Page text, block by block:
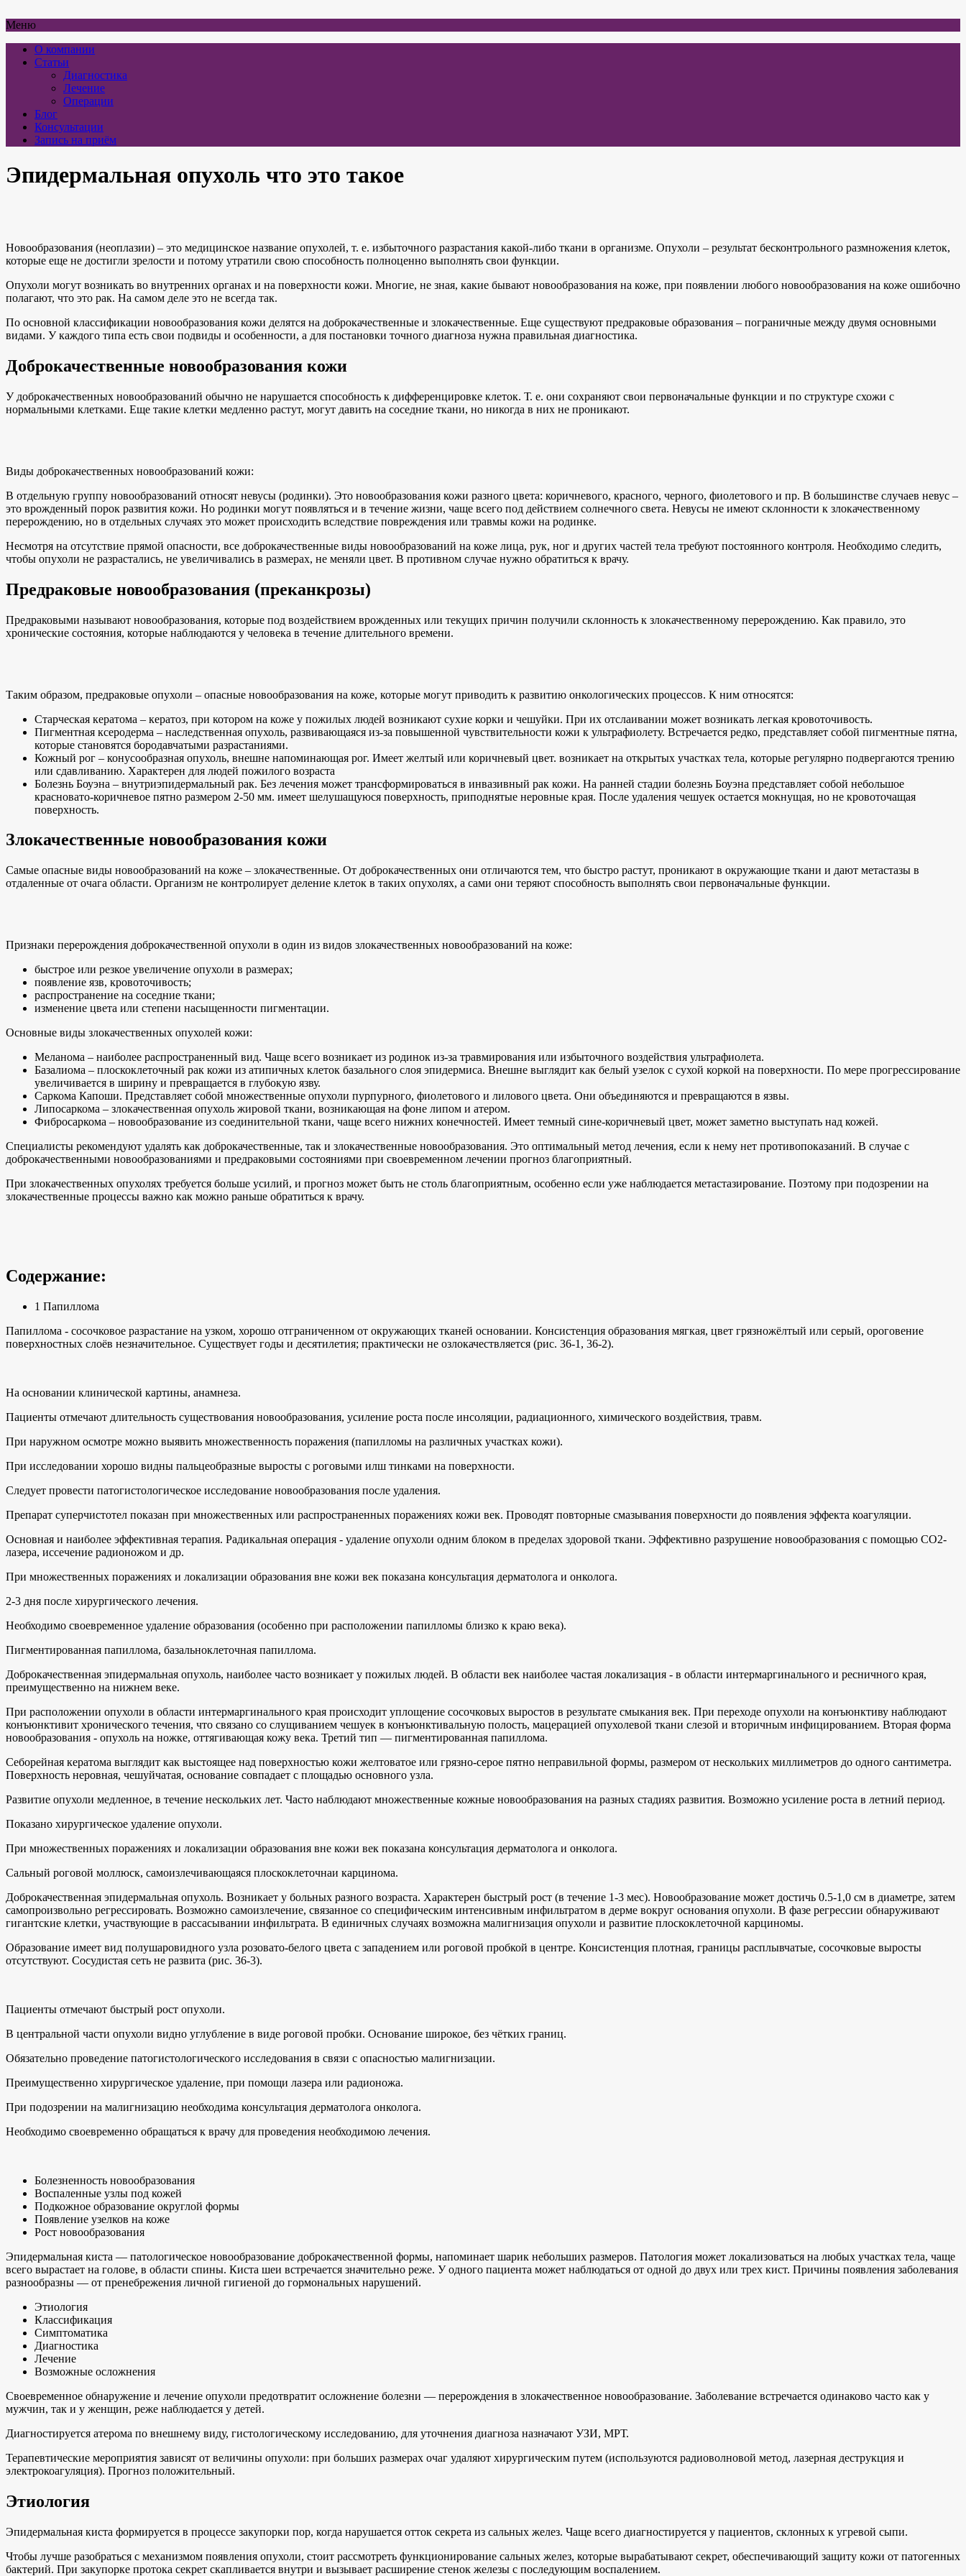
Меню
О компании
Статьи
Диагностика
Лечение
Операции
Блог
Консультации
Запись на приём
Эпидермальная опухоль что это такое
Новообразования (неоплазии) – это медицинское название опухолей, т. е. избыточного разрастания какой-либо ткани в организме. Опухоли – результат бесконтрольного размножения клеток,
которые еще не достигли зрелости и потому утратили свою способность полноценно выполнять свои функции.
Опухоли могут возникать во внутренних органах и на поверхности кожи. Многие, не зная, какие бывают новообразования на коже, при появлении любого новообразования на коже ошибочно
полагают, что это рак. На самом деле это не всегда так.
По основной классификации новообразования кожи делятся на доброкачественные и злокачественные. Еще существуют предраковые образования – пограничные между двумя основными
видами. У каждого типа есть свои подвиды и особенности, а для постановки точного диагноза нужна правильная диагностика.
Доброкачественные новообразования кожи
У доброкачественных новообразований обычно не нарушается способность к дифференцировке клеток. Т. е. они сохраняют свои первоначальные функции и по структуре схожи с
нормальными клетками. Еще такие клетки медленно растут, могут давить на соседние ткани, но никогда в них не проникают.
Виды доброкачественных новообразований кожи:
В отдельную группу новообразований относят невусы (родинки). Это новообразования кожи разного цвета: коричневого, красного, черного, фиолетового и пр. В большинстве случаев невус –
это врожденный порок развития кожи. Но родинки могут появляться и в течение жизни, чаще всего под действием солнечного света. Невусы не имеют склонности к злокачественному
перерождению, но в отдельных случаях это может происходить вследствие повреждения или травмы кожи на родинке.
Несмотря на отсутствие прямой опасности, все доброкачественные виды новообразований на коже лица, рук, ног и других частей тела требуют постоянного контроля. Необходимо следить,
чтобы опухоли не разрастались, не увеличивались в размерах, не меняли цвет. В противном случае нужно обратиться к врачу.
Предраковые новообразования (преканкрозы)
Предраковыми называют новообразования, которые под воздействием врожденных или текущих причин получили склонность к злокачественному перерождению. Как правило, это
хронические состояния, которые наблюдаются у человека в течение длительного времени.
Таким образом, предраковые опухоли – опасные новообразования на коже, которые могут приводить к развитию онкологических процессов. К ним относятся:
Старческая кератома – кератоз, при котором на коже у пожилых людей возникают сухие корки и чешуйки. При их отслаивании может возникать легкая кровоточивость.
Пигментная ксеродерма – наследственная опухоль, развивающаяся из-за повышенной чувствительности кожи к ультрафиолету. Встречается редко, представляет собой пигментные пятна,
которые становятся бородавчатыми разрастаниями.
Кожный рог – конусообразная опухоль, внешне напоминающая рог. Имеет желтый или коричневый цвет. возникает на открытых участках тела, которые регулярно подвергаются трению
или сдавливанию. Характерен для людей пожилого возраста
Болезнь Боуэна – внутриэпидермальный рак. Без лечения может трансформироваться в инвазивный рак кожи. На ранней стадии болезнь Боуэна представляет собой небольшое
красновато-коричневое пятно размером 2-50 мм. имеет шелушащуюся поверхность, приподнятые неровные края. После удаления чешуек остается мокнущая, но не кровоточащая
поверхность.
Злокачественные новообразования кожи
Самые опасные виды новообразований на коже – злокачественные. От доброкачественных они отличаются тем, что быстро растут, проникают в окружающие ткани и дают метастазы в
отдаленные от очага области. Организм не контролирует деление клеток в таких опухолях, а сами они теряют способность выполнять свои первоначальные функции.
Признаки перерождения доброкачественной опухоли в один из видов злокачественных новообразований на коже:
быстрое или резкое увеличение опухоли в размерах;
появление язв, кровоточивость;
распространение на соседние ткани;
изменение цвета или степени насыщенности пигментации.
Основные виды злокачественных опухолей кожи:
Меланома – наиболее распространенный вид. Чаще всего возникает из родинок из-за травмирования или избыточного воздействия ультрафиолета.
Базалиома – плоскоклеточный рак кожи из атипичных клеток базального слоя эпидермиса. Внешне выглядит как белый узелок с сухой коркой на поверхности. По мере прогрессирование
увеличивается в ширину и превращается в глубокую язву.
Саркома Капоши. Представляет собой множественные опухоли пурпурного, фиолетового и лилового цвета. Они объединяются и превращаются в язвы.
Липосаркома – злокачественная опухоль жировой ткани, возникающая на фоне липом и атером.
Фибросаркома – новообразование из соединительной ткани, чаще всего нижних конечностей. Имеет темный сине-коричневый цвет, может заметно выступать над кожей.
Специалисты рекомендуют удалять как доброкачественные, так и злокачественные новообразования. Это оптимальный метод лечения, если к нему нет противопоказаний. В случае с
доброкачественными новообразованиями и предраковыми состояниями при своевременном лечении прогноз благоприятный.
При злокачественных опухолях требуется больше усилий, и прогноз может быть не столь благоприятным, особенно если уже наблюдается метастазирование. Поэтому при подозрении на
злокачественные процессы важно как можно раньше обратиться к врачу.
Содержание:
1 Папиллома
Папиллома - сосочковое разрастание на узком, хорошо отграниченном от окружающих тканей основании. Консистенция образования мягкая, цвет грязножёлтый или серый, ороговение
поверхностных слоёв незначительное. Существует годы и десятилетия; практически не озлокачествляется (рис. 36-1, 36-2).
На основании клинической картины, анамнеза.
Пациенты отмечают длительность существования новообразования, усиление роста после инсоляции, радиационного, химического воздействия, травм.
При наружном осмотре можно выявить множественность поражения (папилломы на различных участках кожи).
При исследовании хорошо видны пальцеобразные выросты с роговыми илш тинками на поверхности.
Следует провести патогистологическое исследование новообразования после удаления.
Препарат суперчистотел показан при множественных или распространенных поражениях кожи век. Проводят повторные смазывания поверхности до появления эффекта коагуляции.
Основная и наиболее эффективная терапия. Радикальная операция - удаление опухоли одним блоком в пределах здоровой ткани. Эффективно разрушение новообразования с помощью СО2-
лазера, иссечение радионожом и др.
При множественных поражениях и локализации образования вне кожи век показана консультация дерматолога и онколога.
2-3 дня после хирургического лечения.
Необходимо своевременное удаление образования (особенно при расположении папилломы близко к краю века).
Пигментированная папиллома, базальноклеточная папиллома.
Доброкачественная эпидермальная опухоль, наиболее часто возникает у пожилых людей. В области век наиболее частая локализация - в области интермаргинального и ресничного края,
преимущественно на нижнем веке.
При расположении опухоли в области интермаргинального края происходит уплощение сосочковых выростов в результате смыкания век. При переходе опухоли на конъюнктиву наблюдают
конъюнктивит хронического течения, что связано со слущиванием чешуек в конъюнктивальную полость, мацерацией опухолевой ткани слезой и вторичным инфицированием. Вторая форма
новообразования - опухоль на ножке, оттягивающая кожу века. Третий тип — пигментированная папиллома.
Себорейная кератома выглядит как выстоящее над поверхностью кожи желтоватое или грязно-серое пятно неправильной формы, размером от нескольких миллиметров до одного сантиметра.
Поверхность неровная, чешуйчатая, основание совпадает с площадью основного узла.
Развитие опухоли медленное, в течение нескольких лет. Часто наблюдают множественные кожные новообразования на разных стадиях развития. Возможно усиление роста в летний период.
Показано хирургическое удаление опухоли.
При множественных поражениях и локализации образования вне кожи век показана консультация дерматолога и онколога.
Сальный роговой моллюск, самоизлечивающаяся плоскоклеточнаи карцинома.
Доброкачественная эпидермальная опухоль. Возникает у больных разного возраста. Характерен быстрый рост (в течение 1-3 мес). Новообразование может достичь 0.5-1,0 см в диаметре, затем
самопроизвольно регрессировать. Возможно самоизлечение, связанное со специфическим интенсивным инфильтратом в дерме вокруг основания опухоли. В фазе регрессии обнаруживают
гигантские клетки, участвующие в рассасывании инфильтрата. В единичных случаях возможна малигнизация опухоли и развитие плоскоклеточной карциномы.
Образование имеет вид полушаровидного узла розовато-белого цвета с западением или роговой пробкой в центре. Консистенция плотная, границы расплывчатые, сосочковые выросты
отсутствуют. Сосудистая сеть не развита (рис. 36-3).
Пациенты отмечают быстрый рост опухоли.
В центральной части опухоли видно углубление в виде роговой пробки. Основание широкое, без чётких границ.
Обязательно проведение патогистологического исследования в связи с опасностью малигнизации.
Преимущественно хирургическое удаление, при помощи лазера или радионожа.
При подозрении на малигнизацию необходима консультация дерматолога онколога.
Необходимо своевременно обращаться к врачу для проведения необходимою лечения.
Болезненность новообразования
Воспаленные узлы под кожей
Подкожное образование округлой формы
Появление узелков на коже
Рост новообразования
Эпидермальная киста — патологическое новообразование доброкачественной формы, напоминает шарик небольших размеров. Патология может локализоваться на любых участках тела, чаще
всего вырастает на голове, в области спины. Киста шеи встречается значительно реже. У одного пациента может наблюдаться от одной до двух или трех кист. Причины появления заболевания
разнообразны — от пренебрежения личной гигиеной до гормональных нарушений.
Этиология
Классификация
Симптоматика
Диагностика
Лечение
Возможные осложнения
Своевременное обнаружение и лечение опухоли предотвратит осложнение болезни — перерождения в злокачественное новообразование. Заболевание встречается одинаково часто как у
мужчин, так и у женщин, реже наблюдается у детей.
Диагностируется атерома по внешнему виду, гистологическому исследованию, для уточнения диагноза назначают УЗИ, МРТ.
Терапевтические мероприятия зависят от величины опухоли: при больших размерах очаг удаляют хирургическим путем (используются радиоволновой метод, лазерная деструкция и
электрокоагуляция). Прогноз положительный.
Этиология
Эпидермальная киста формируется в процессе закупорки пор, когда нарушается отток секрета из сальных желез. Чаще всего диагностируется у пациентов, склонных к угревой сыпи.
Чтобы лучше разобраться с механизмом появления опухоли, стоит рассмотреть функционирование сальных желез, которые вырабатывают секрет, обеспечивающий защиту кожи от патогенных
бактерий. При закупорке протока секрет скапливается внутри и вызывает расширение стенок железы с последующим воспалением.